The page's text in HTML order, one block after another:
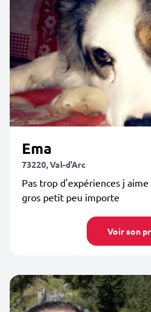
Ema
73220, Val-d'Arc
Pas trop d'expériences j
gros petit peu importe
Voir son